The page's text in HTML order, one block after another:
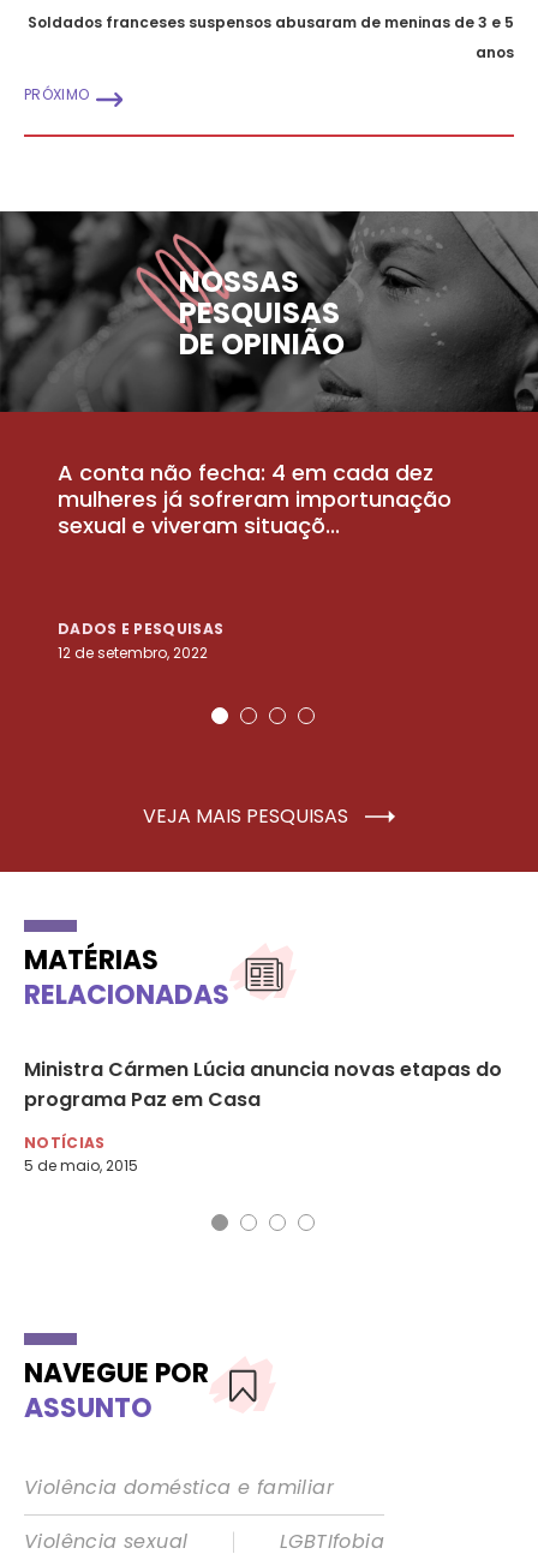
Soldados franceses suspensos abusaram de meninas de 3 e 5
anos
PRÓXIMO
NOSSAS
PESQUISAS
DE OPINIÃO
A conta não fecha: 4 em cada dez
mulheres já sofreram importunação
sexual e viveram situaçõ...
DADOS E PESQUISAS
12 de setembro, 2022
VEJA MAIS PESQUISAS
MATÉRIAS
RELACIONADAS
Ministra Cármen Lúcia anuncia novas etapas do
programa Paz em Casa
NOTÍCIAS
5 de maio, 2015
NAVEGUE POR
ASSUNTO
Violência doméstica e familiar
Violência sexual
| LGBTIfobia